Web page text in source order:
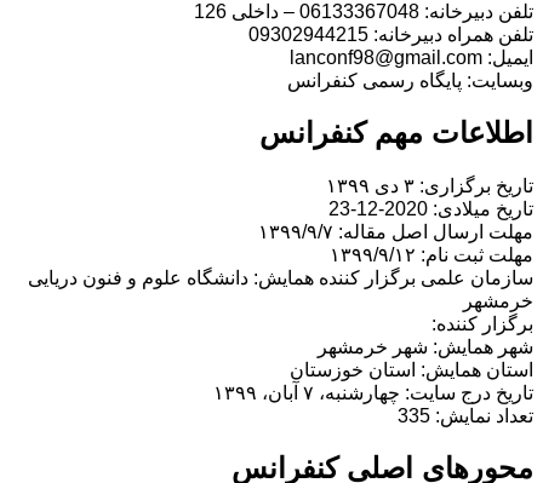
تلفن دبیرخانه: 06133367048 – داخلی 126
تلفن همراه دبیرخانه: 09302944215
ایمیل: lanconf98@gmail.com
وبسایت: پایگاه رسمی کنفرانس
اطلاعات مهم کنفرانس
تاریخ برگزاری: ۳ دی ۱۳۹۹
تاریخ میلادی: 2020-12-23
مهلت ارسال اصل مقاله: ۱۳۹۹/۹/۷
مهلت ثبت نام: ۱۳۹۹/۹/۱۲
سازمان علمی برگزار کننده همایش: دانشگاه علوم و فنون دریایی
خرمشهر
برگزار کننده:
شهر همایش: شهر خرمشهر
استان همایش: استان خوزستان
تاریخ درج سایت: چهارشنبه، ۷ آبان، ۱۳۹۹
تعداد نمایش: 335
محورهای اصلی کنفرانس